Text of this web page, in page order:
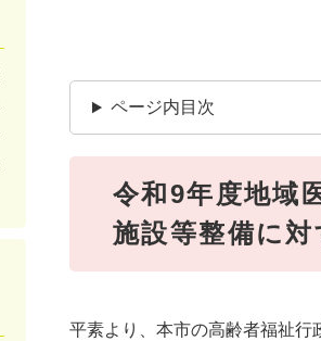
ページ内目次
令和9年度地域
施設等整備に
平素より、本市の高齢者福祉行